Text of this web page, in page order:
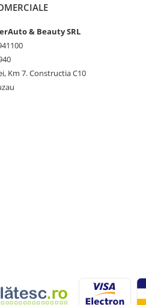
& Beauty SRL
Km 7. Constructia C10